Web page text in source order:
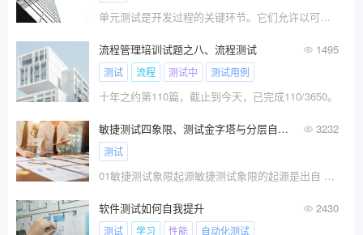
单元测试是开发过程的关键环节。它们允许以可重复执行、可维护的方式对代码进行快速、简单的测试。具体来说，单元测
流程管理培训试题之八、流程测试 1495
测试 流程 测试中 测试用例
十年之约第110篇，截止到今天，已完成110/3650。
敏捷测试四象限、测试金字塔与分层自动化 3232
测试
01敏捷测试象限起源敏捷测试象限的起源是出自 Brian Marick 最开始提出的敏捷测试矩阵。后来在他的
软件测试如何自我提升 2430
测试 学习 性能 自动化测试